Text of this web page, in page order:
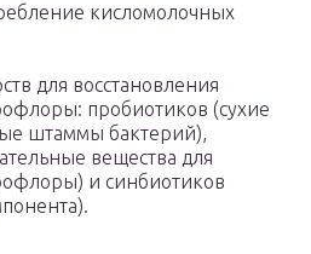
кисломолочных
для восстановления
пробиотиков (сухие
штаммы бактерий),
вещества для
и синбиотиков